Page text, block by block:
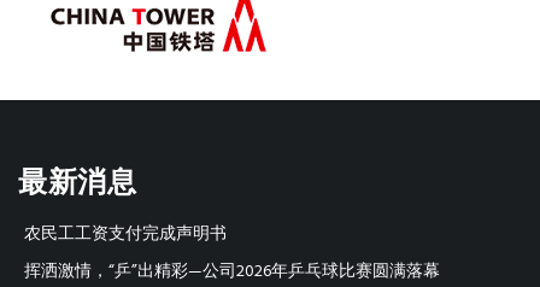
最新消息
农民工工资支付完成声明书
挥洒激情，“乒”出精彩—公司2026年乒乓球比赛圆满落幕